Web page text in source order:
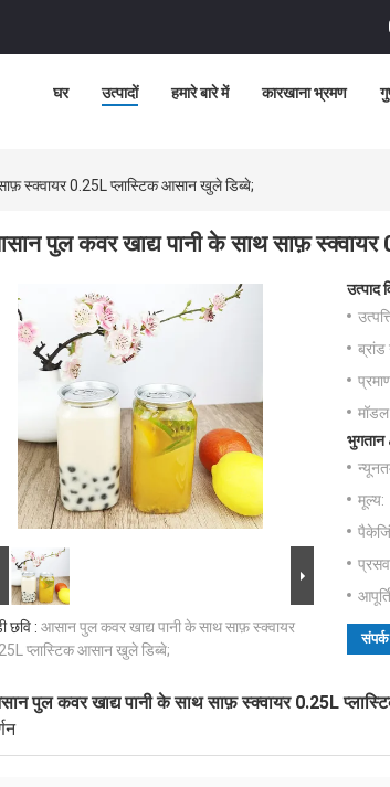
घर उत्पादों हमारे बारे में कारखाना भ्रमण
स्क्वायर 0.25L प्लास्टिक आसान खुले डिब्बे;
पुल कवर खाद्य पानी के साथ साफ़
छवि : आसान पुल कवर खाद्य पानी के साथ साफ़ स्क्वायर
प्लास्टिक आसान खुले डिब्बे;
उत्पाद
ब्रांड
भुगतान
मूल्य:
पुल कवर खाद्य पानी के साथ साफ़ स्क्वायर 0.25L